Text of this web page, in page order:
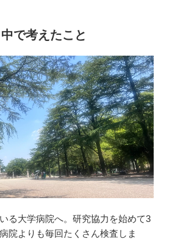
で考えたこと
る大学病院へ。研究協力を始めて3
院よりも毎回たくさん検査しま